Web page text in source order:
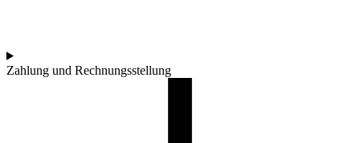
Zahlung und Rechnungsstellung